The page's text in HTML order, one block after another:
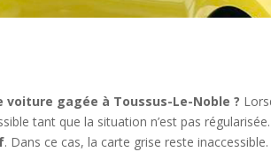
voiture gagée à Toussus-Le-Noble ?
tant que la situation n’est pas
. Dans ce cas, la carte grise reste